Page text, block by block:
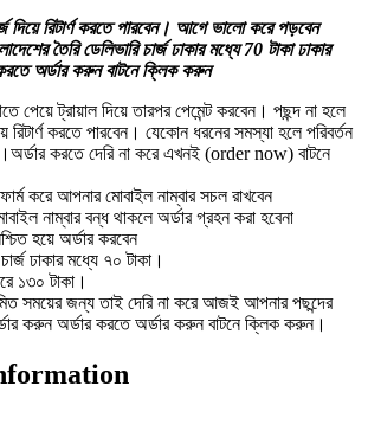
দিয়ে রিটার্ণ করতে পারবেন। আগে ভালো করে পড়বেন
তৈরি ডেলিভারি চার্জ ঢাকার মধ্যে 70 টাকা ঢাকার
অর্ডার করুন বাটনে ক্লিক করুন
পেয়ে ট্রায়াল দিয়ে তারপর পেমেন্ট করবেন। পছন্দ না হলে
রিটার্ণ করতে পারবেন। যেকোন ধরনের সমস্যা হলে পরিবর্তন
করতে দেরি না করে এখনই (order now) বাটনে
করে আপনার মোবাইল নাম্বার সচল রাখবেন
নাম্বার বন্ধ থাকলে অর্ডার গ্রহন করা হবেনা
হয়ে অর্ডার করবেন
ঢাকার মধ্যে ৭০ টাকা।
১৩০ টাকা।
সময়ের জন্য তাই দেরি না করে আজই আপনার পছন্দের
করুন অর্ডার করতে অর্ডার করুন বাটনে ক্লিক করুন।